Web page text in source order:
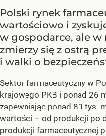
Polski rynek
wartościowo i
w gospodarce, ale w
zmierzy się z ostrą
i walki o
Sektor farmaceutyczny w
krajowego PKB i ponad 26
zapewniając ponad 80 tys.
wartości – od produkcji po
produkcji farmaceutycznej